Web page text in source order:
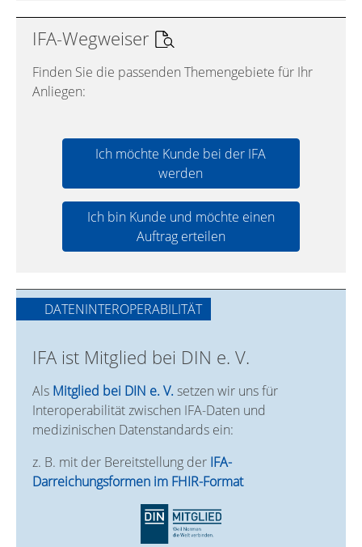
IFA-Wegweiser
Finden Sie die passenden Themengebiete für Ihr
Anliegen:
Ich möchte Kunde bei der IFA
werden
Ich bin Kunde und möchte einen
Auftrag erteilen
DATENINTEROPERABILITÄT
IFA ist Mitglied bei DIN e. V.
Als Mitglied bei DIN e. V. setzen wir uns für
Interoperabilität zwischen IFA-Daten und
medizinischen Datenstandards ein:
z. B. mit der Bereitstellung der IFA-
Darreichungsformen im FHIR-Format